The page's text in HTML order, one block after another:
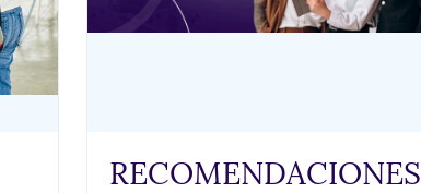
RECOMENDACIONES